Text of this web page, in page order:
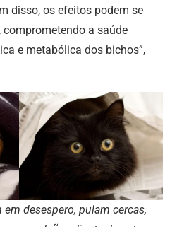
disso, os efeitos podem se
a saúde
e metabólica dos bichos”,
desespero, pulam cercas,